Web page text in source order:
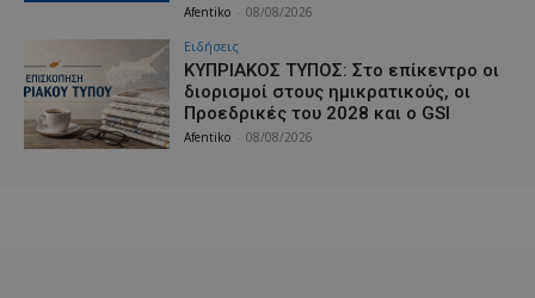
Afentiko 08/08/2026
Ειδήσεις
ΚΥΠΡΙΑΚΟΣ ΤΥΠΟΣ: Στο επίκεντρο οι
διορισμοί στους ημικρατικούς, οι
Προεδρικές του 2028 και ο GSI
Afentiko 08/08/2026